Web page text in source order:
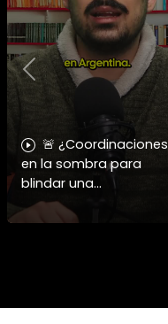
🚨 ¿Coordinaciones
en la sombra para
blindar una
candidatura
presidencial? Nuevos
Previous